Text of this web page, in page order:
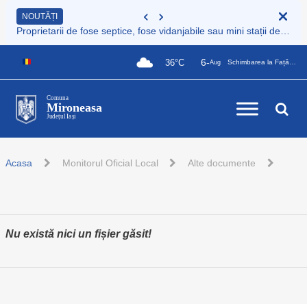
NOUTĂȚI
36°C 6-Aug
Comuna
Mironeasa
Județul Iași
Acasa Monitorul Oficial Local Alte documente
Nu există nici un fișier găsit!